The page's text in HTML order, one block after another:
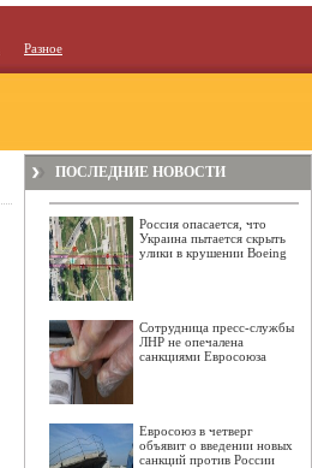
Разное
ПОСЛЕДНИЕ НОВОСТИ
Россия опасается, что
Украина пытается скрыть
улики в крушении Boeing
Сотрудница пресс-службы
ЛНР не опечалена
санкциями Евросоюза
Евросоюз в четверг
объявит о введении новых
санкций против России